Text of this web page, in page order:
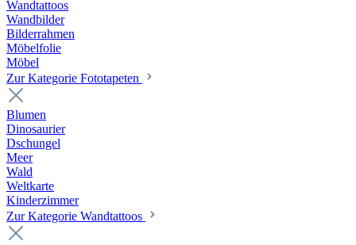
Wandtattoos
Wandbilder
Bilderrahmen
Möbelfolie
Möbel
Zur Kategorie Fototapeten
Blumen
Dinosaurier
Dschungel
Meer
Wald
Weltkarte
Kinderzimmer
Zur Kategorie Wandtattoos